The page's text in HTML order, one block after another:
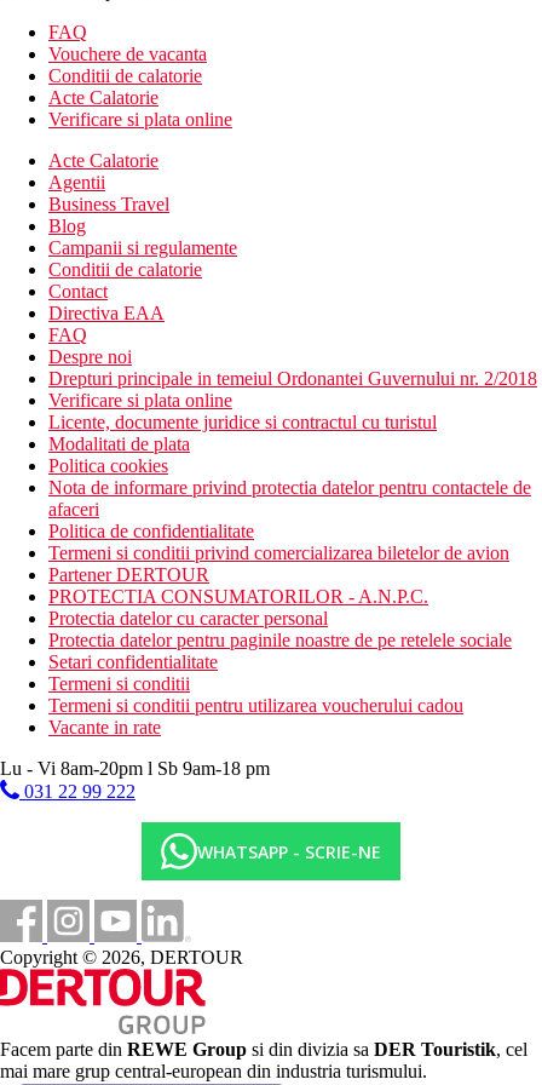
restaurant principal
restaurant a la carte
2 baruri
snack bar
magazin de suveniruri
gradina tropicala extinsa cu sezlonguri
sala de conferinte
centru spa
Plaja
o plaja cu nisip alb, fin chiar langa hotel
sezlonguri gratuite
Actvitati sportive si divertisment
Gratuit:
tenis de masa, biliard, darts, programe de
animatie
Contra cost:scufundari, sporturi nautice. Terenul de golf
este situat la aproximativ 6 km de hotel
Facilitati copii
Patuturi (la cerere), babysitting (contra cost).
Mese
All Inclusive:
Mic dejun (7.00 - 10.00), pranz (12.00 - 15.00), cina
(19.00 - 22.00) in restaurantul principal
Bauturi nealcoolice si alcoolice de productie locala
Gustare si fructe proaspete la bar in timpul zilei
Bautura de bun venit
Wellness
Contra cost:masaje, tratamente, impachetari
Wi-Fi in toata zona hotelului.
Nota
Clasa oficiala:****
Sfera si calitatea serviciilor si activitatilor mentionate mai sus pot
fi afectate de introducerea unor eventuale masuri de igiena sau
antiepidemie in destinatia data.
Distanţe
FAQ
Vouchere de vacanta
Conditii de calatorie
Acte Calatorie
Verificare si plata online
Acte Calatorie
Agentii
Business Travel
Blog
Campanii si regulamente
Conditii de calatorie
Contact
Directiva EAA
FAQ
Despre noi
Drepturi principale in temeiul Ordonantei Guvernului nr. 2/2018
Verificare si plata online
Licente, documente juridice si contractul cu turistul
Modalitati de plata
Politica cookies
Nota de informare privind protectia datelor pentru contactele de
afaceri
Politica de confidentialitate
Termeni si conditii privind comercializarea biletelor de avion
Partener DERTOUR
PROTECTIA CONSUMATORILOR - A.N.P.C.
Protectia datelor cu caracter personal
Protectia datelor pentru paginile noastre de pe retelele sociale
Setari confidentialitate
Termeni si conditii
Termeni si conditii pentru utilizarea voucherului cadou
Vacante in rate
Lu - Vi 8am-20pm l Sb 9am-18 pm
031 22 99 222
WHATSAPP - SCRIE-NE
Copyright © 2026, DERTOUR
Facem parte din REWE Group si din divizia sa DER Touristik, cel
mai mare grup central-european din industria turismului.